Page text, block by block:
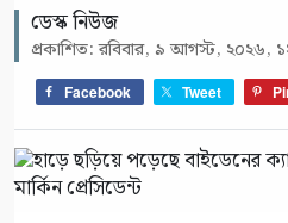
ডেস্ক নিউজ
প্রকাশিত: রবিবার, ৯ আগস্ট, ২০২৬,
Facebook Tweet